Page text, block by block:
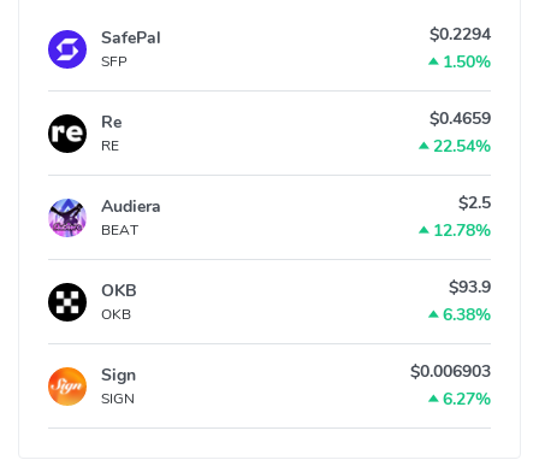
SafePal
SFP
$0.2294
1.50%
Re
RE
$0.4659
22.54%
Audiera
BEAT
$2.5
12.78%
OKB
OKB
$93.9
6.38%
Sign
SIGN
$0.006903
6.27%